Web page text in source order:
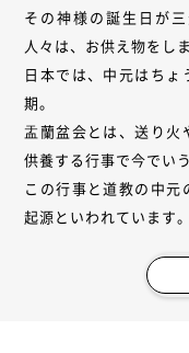
その神様の誕生日が
人々は、お供え物をし
日本では、中元はち
期。
盂蘭盆会とは、送り火
供養する行事で今でい
この行事と道教の中
起源といわれています。